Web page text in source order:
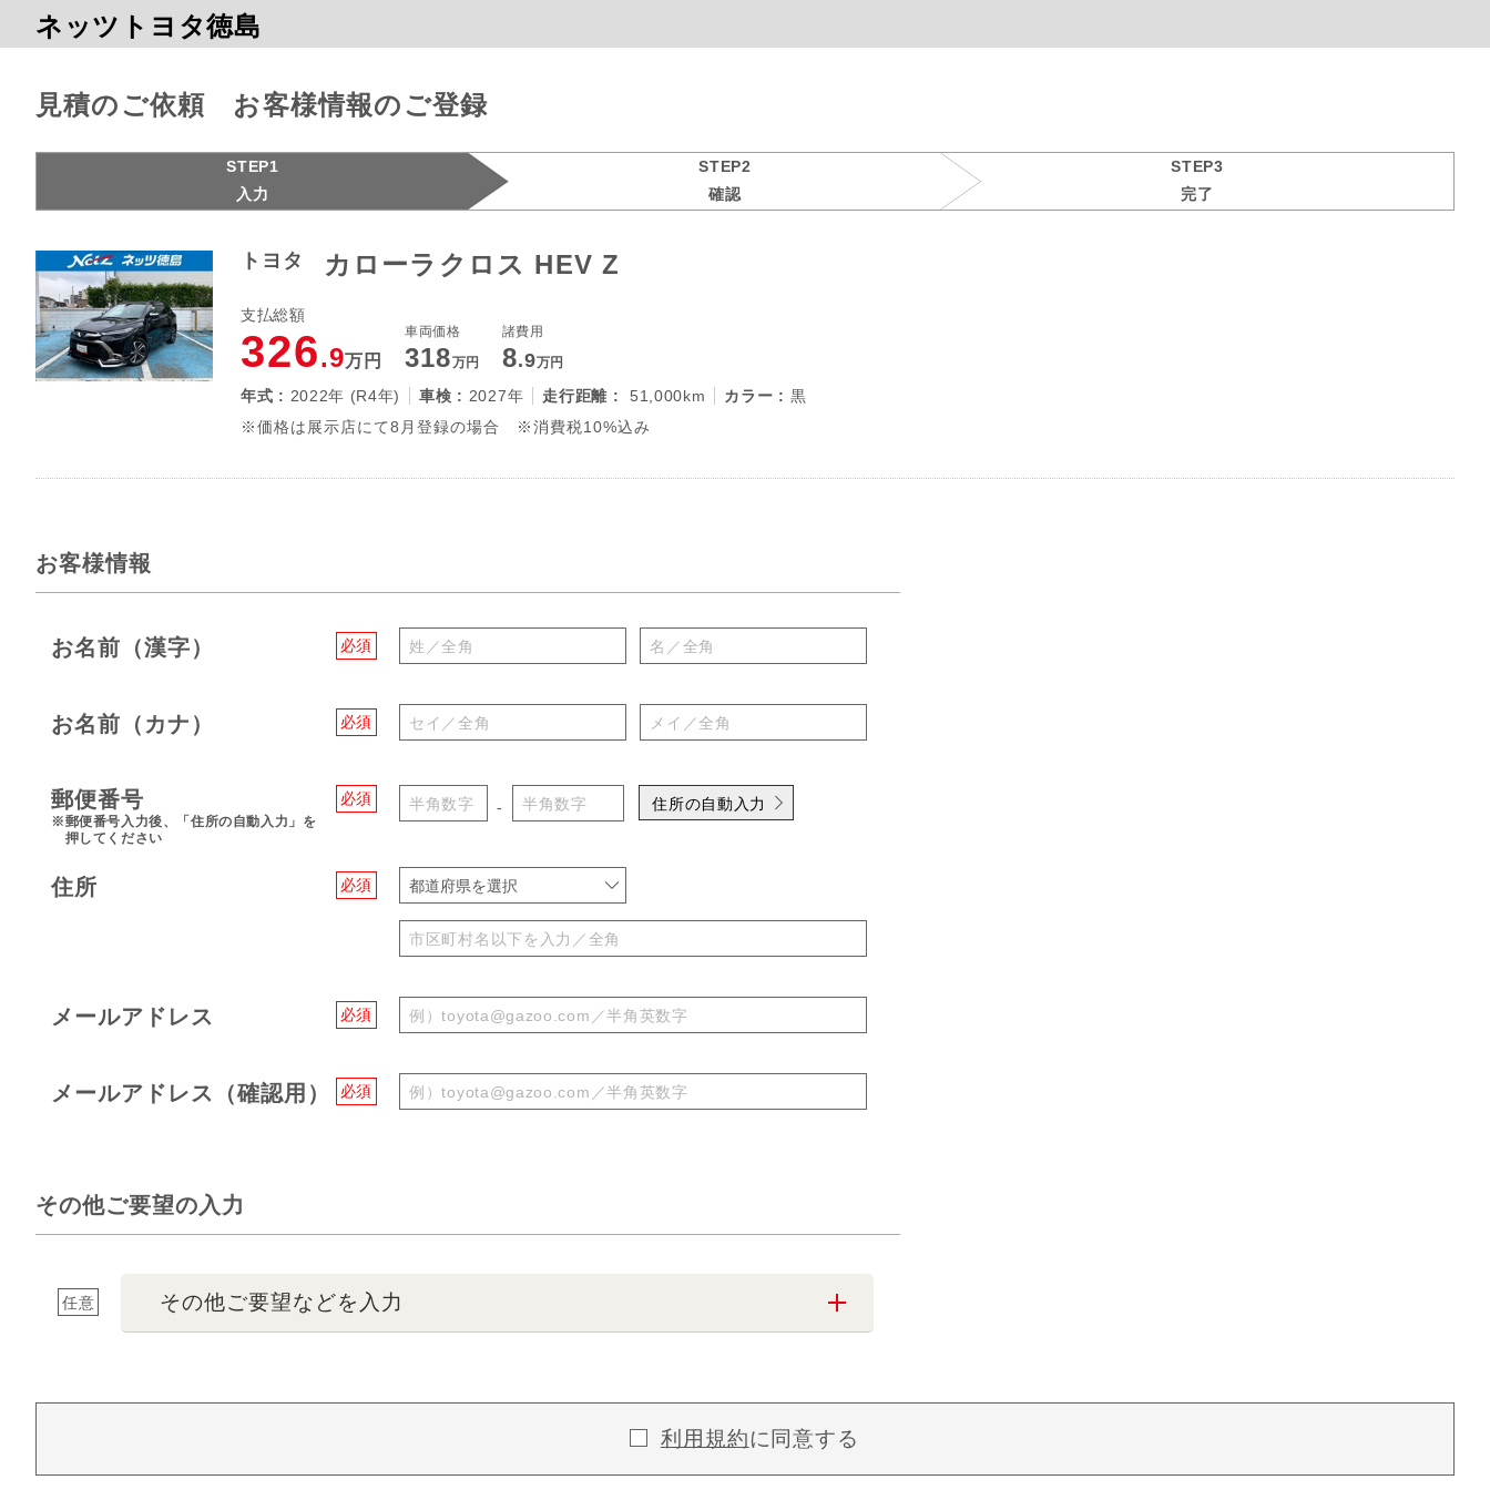
ネッツトヨタ徳島
見積のご依頼 お客様情報のご登録
STEP1
入力
STEP2
確認
STEP3
完了
トヨタ カローラクロス HEV Z
支払総額
326.9万円
車両価格
318万円
諸費用
8.9万円
年式 : 2022年 (R4年) 車検 : 2027年 走行距離 : 51,000km カラー : 黒
※価格は展示店にて8月登録の場合 ※消費税10%込み
お客様情報
必須
お名前（漢字）
必須
お名前（カナ）
必須
郵便番号
※郵便番号入力後、「住所の自動入力」を
押してください
- 住所の自動入力
必須
住所 都道府県を選択
必須
メールアドレス
必須
メールアドレス（確認用）
その他ご要望の入力
任意 その他ご要望などを入力
利用規約に同意する